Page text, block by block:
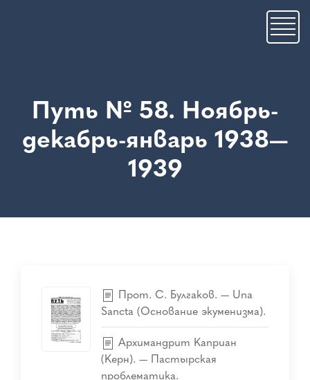
Путь № 58. Ноябрь-
декабрь-январь 1938—
1939
Прот. С. Булгаков. — Una
Sancta (Основание экуменизма).
Архимандрит Каприан
(Керн). — Пастырская
проблематика.